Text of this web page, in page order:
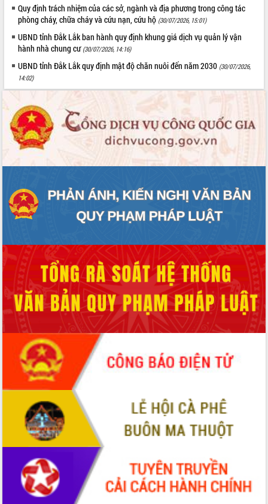
Quy định trách nhiệm của các sở, ngành và địa phương trong công tác
phòng cháy, chữa cháy và cứu nạn, cứu hộ (30/07/2026, 15:01)
UBND tỉnh Đắk Lắk ban hành quy định khung giá dịch vụ quản lý vận
hành nhà chung cư (30/07/2026, 14:16)
UBND tỉnh Đắk Lắk quy định mật độ chăn nuôi đến năm 2030 (30/07/2026,
14:02)